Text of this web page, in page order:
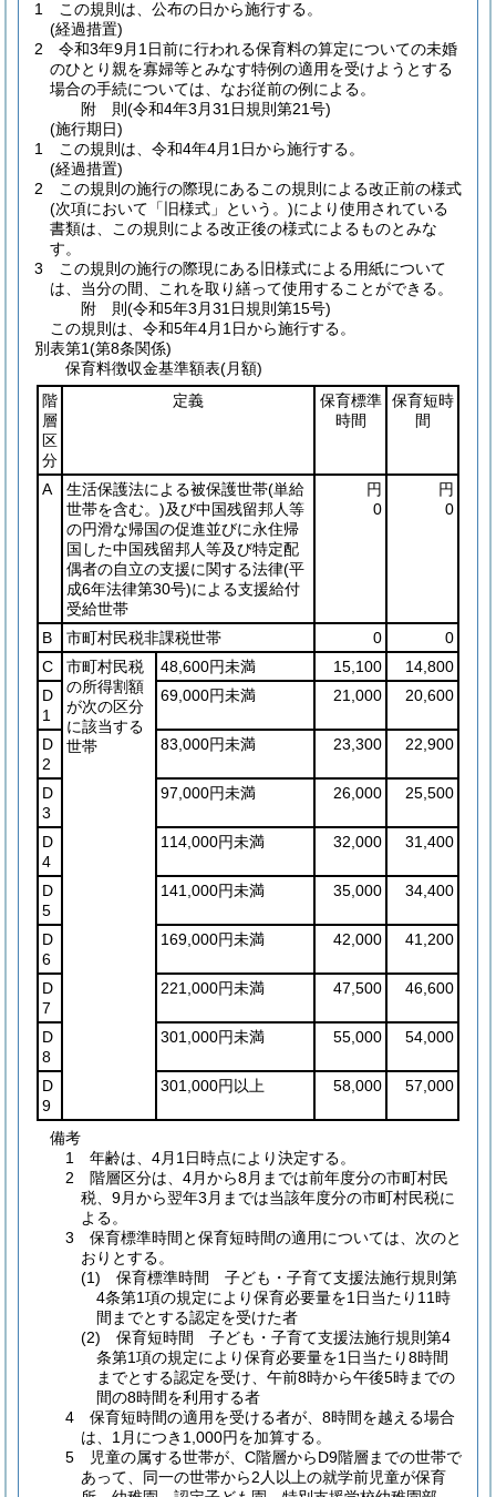
1
この規則は、公布の日から施行する。
(経過措置)
2
令和3年9月1日前に行われる保育料の算定についての未婚
のひとり親を寡婦等とみなす特例の適用を受けようとする
場合の手続については、なお従前の例による。
附 則(令和4年3月31日規則第21号)
(施行期日)
1
この規則は、令和4年4月1日から施行する。
(経過措置)
2
この規則の施行の際現にあるこの規則による改正前の様式
(次項において「旧様式」という。)により使用されている
書類は、この規則による改正後の様式によるものとみな
す。
3
この規則の施行の際現にある旧様式による用紙について
は、当分の間、これを取り繕って使用することができる。
附 則(令和5年3月31日規則第15号)
この規則は、令和5年4月1日から施行する。
別表第1(第8条関係)
保育料徴収金基準額表(月額)
階
層
区
分
定義
保育標準
時間
保育短時
間
A 生活保護法による被保護世帯(単給
世帯を含む。)及び中国残留邦人等
の円滑な帰国の促進並びに永住帰
国した中国残留邦人等及び特定配
偶者の自立の支援に関する法律(平
成6年法律第30号)による支援給付
受給世帯
円
0
円
0
B 市町村民税非課税世帯 0
0
C
市町村民税
の所得割額
が次の区分
に該当する
世帯
48,600円未満 15,100
14,800
D
1
69,000円未満 21,000 20,600
D
2
83,000円未満 23,300 22,900
D
3
97,000円未満 26,000 25,500
D
4
114,000円未満 32,000 31,400
D
5
141,000円未満 35,000 34,400
D
6
169,000円未満 42,000 41,200
D
7
221,000円未満 47,500 46,600
D
8
301,000円未満 55,000 54,000
D
9
301,000円以上 58,000 57,000
備考
1 年齢は、4月1日時点により決定する。
2 階層区分は、4月から8月までは前年度分の市町村民
税、9月から翌年3月までは当該年度分の市町村民税に
よる。
3 保育標準時間と保育短時間の適用については、次のと
おりとする。
(1) 保育標準時間 子ども・子育て支援法施行規則第
4条第1項の規定により保育必要量を1日当たり11時
間までとする認定を受けた者
(2) 保育短時間 子ども・子育て支援法施行規則第4
条第1項の規定により保育必要量を1日当たり8時間
までとする認定を受け、午前8時から午後5時までの
間の8時間を利用する者
4 保育短時間の適用を受ける者が、8時間を越える場合
は、1月につき1,000円を加算する。
5 児童の属する世帯が、C階層からD9階層までの世帯で
あって、同一の世帯から2人以上の就学前児童が保育